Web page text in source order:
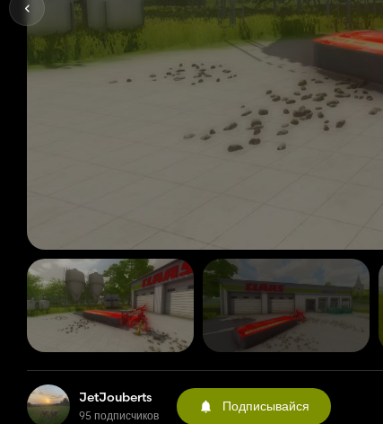
JetJouberts
95 подписчиков
Подписывайся